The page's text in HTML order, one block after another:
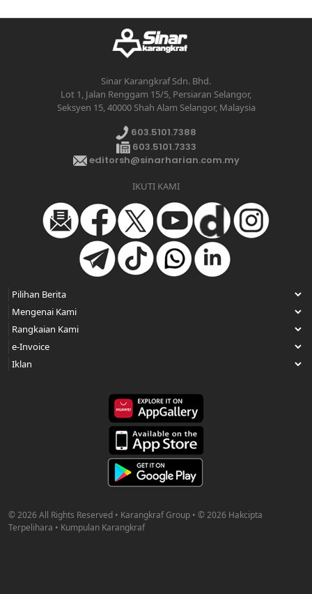
Sinar Karangkraf Sdn. Bhd.
Lot 1, Jalan Renggam 15/5, Persiaran Selangor,
Seksyen 15, 40000 Shah Alam Selangor, Malaysia
603.5101.7388
603.5101.7333
editorsh@sinarharian.com.my
IKUTI KAMI
© 2026 All Rights Reserved • Karangkraf Group • © 2026 Hakcipta
Terpelihara • Kumpulan Karangkraf